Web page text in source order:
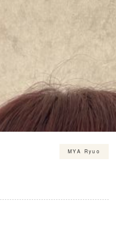
MYA Ryuo